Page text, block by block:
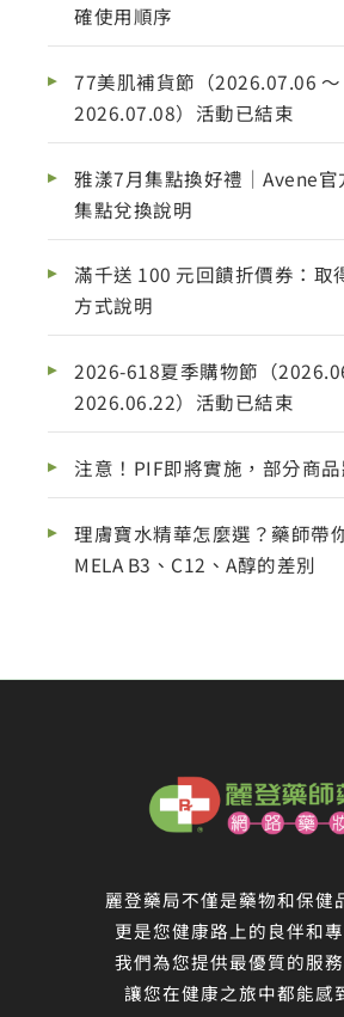
確使用順序
77美肌補貨節（2026.07.06 ～
2026.07.08）活動已結束
雅漾7月集點換好禮｜Avene
集點兌換說明
滿千送 100 元回饋折價券：取
方式說明
2026-618夏季購物節（
2026.06.22）活動已結束
注意！PIF即將實施，部分商
理膚寶水精華怎麼選？藥師帶
MELA B3、C12、A醇的差別
麗登藥局不僅是藥物和保健
更是您健康路上的良伴和
我們為您提供最優質的服務
讓您在健康之旅中都能感